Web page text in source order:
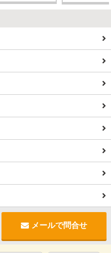
メールで問合せ